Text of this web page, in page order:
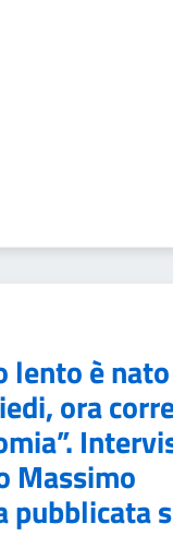
lento è
ora
Massimo
pubblicata